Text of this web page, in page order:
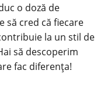
o doză de
să cred că fiecare
la un stil de
să descoperim
fac diferența!